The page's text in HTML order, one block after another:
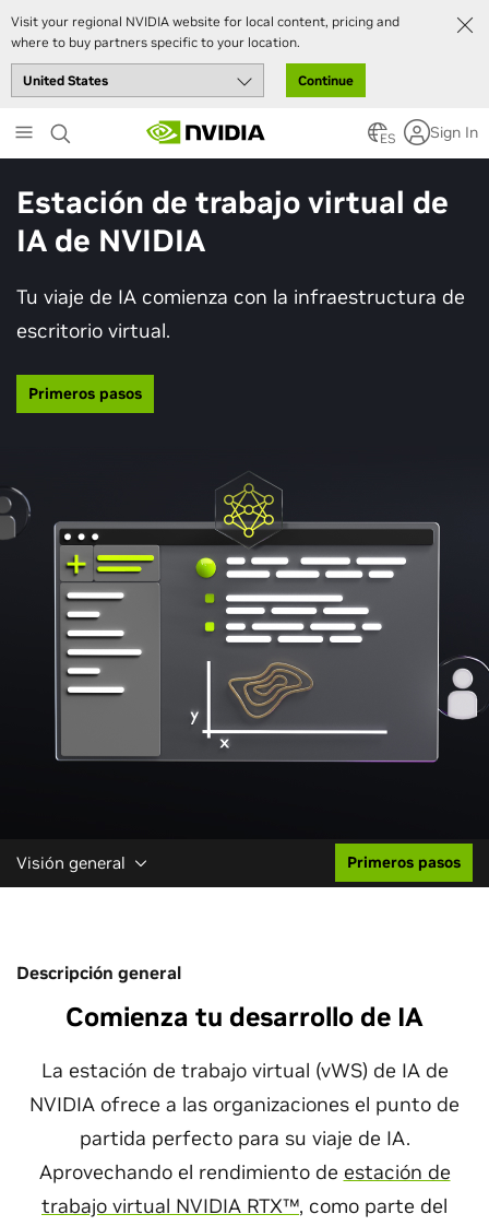
Visit your regional NVIDIA website for local content, pricing and
where to buy partners specific to your location.
Continue
to
main
ES Sign In
Estación de trabajo virtual de
IA de NVIDIA
Tu viaje de IA comienza con la infraestructura de
escritorio virtual.
Primeros pasos
Visión general Primeros pasos
Descripción general
Comienza tu desarrollo de IA
La estación de trabajo virtual (vWS) de IA de
NVIDIA ofrece a las organizaciones el punto de
partida perfecto para su viaje de IA.
Aprovechando el rendimiento de estación de
trabajo virtual NVIDIA RTX™, como parte del